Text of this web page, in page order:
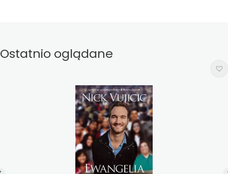
Ostatnio oglądane